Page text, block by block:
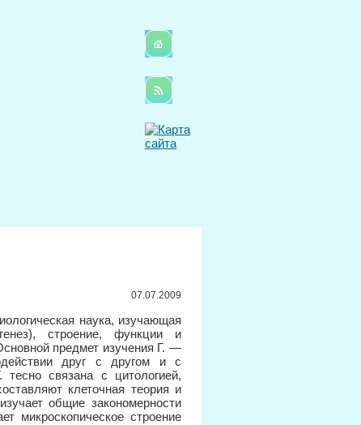
07.07.2009
наука, изучающая
строение, функции и
предмет изучения Г. —
друг с другом и с
связана с цитологией,
клеточная теория и
общие закономерности
микроскопическое строение